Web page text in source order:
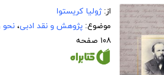
از:ژولیا کریستوا
موضوع: پژوهش و نقد ادبی، نحو
۱۰۸ صفحه